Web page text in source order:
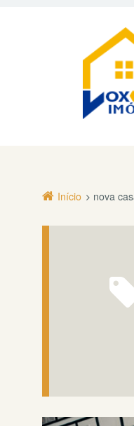
Início nova